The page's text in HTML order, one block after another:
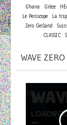
Ghana
Grèce
Le Periscope
La
Zero Gerland
CLASSIC
WAVE ZERO